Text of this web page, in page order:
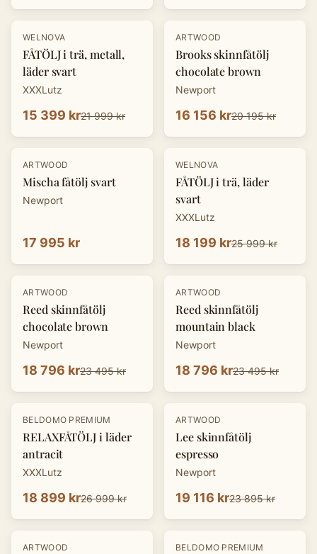
-30 %
WELNOVA
FÅTÖLJ i trä, metall,
läder svart
XXXLutz
15 399 kr21 999 kr
-20%
ARTWOOD
Brooks skinnfåtölj
chocolate brown
Newport
16 156 kr20 195 kr
ARTWOOD
Mischa fåtölj svart
Newport
17 995 kr
-30 %
WELNOVA
FÅTÖLJ i trä, läder
svart
XXXLutz
18 199 kr25 999 kr
-20%
ARTWOOD
Reed skinnfåtölj
chocolate brown
Newport
18 796 kr23 495 kr
-20%
ARTWOOD
Reed skinnfåtölj
mountain black
Newport
18 796 kr23 495 kr
-30 %
BELDOMO PREMIUM
RELAXFÅTÖLJ i läder
antracit
XXXLutz
18 899 kr26 999 kr
-20%
ARTWOOD
Lee skinnfåtölj
espresso
Newport
19 116 kr23 895 kr
-20%
ARTWOOD -30 %
BELDOMO PREMIUM